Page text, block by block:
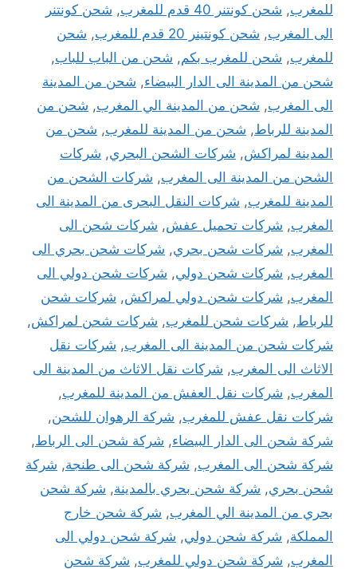
للمغرب, شحن كونتنر 40 قدم للمغرب , شحن كونتنر
الى المغرب, شحن كونتينر 20 قدم للمغرب , شحن
للمغرب, شحن للمغرب بكم, شحن من الباب للباب,
شحن من المدينة الى الدار البيضاء, شحن من المدينة
الى المغرب, شحن من المدينة الي المغرب, شحن من
المدينة للرباط, شحن من المدينة للمغرب, شحن من
المدينة لمراكش, شركات الشحن البحري, شركات
الشحن من المدينة الى المغرب, شركات الشحن من
المدينة للمغرب, شركات النقل البحرى من المدينة الى
المغرب, شركات تحميل عفش, شركات شحن الى
المغرب, شركات شحن بحري, شركات شحن بحري الى
المغرب, شركات شحن دولي, شركات شحن دولي الى
المغرب, شركات شحن دولي لمراكش, شركات شحن
للرباط, شركات شحن للمغرب, شركات شحن لمراكش,
شركات شحن من المدينة الى المغرب, شركات نقل
الاثاث الى المغرب, شركات نقل الاثاث من المدينة الى
المغرب, شركات نقل العفش من المدينة للمغرب,
شركات نقل عفش للمغرب, شركة الرهوان للشحن,
شركة شحن الى الدار البيضاء, شركة شحن الى الرباط,
شركة شحن الى المغرب, شركة شحن الى طنجة, شركة
شحن بحري, شركة شحن بحري بالمدينة, شركة شحن
بحري من المدينة الي المغرب, شركة شحن خارج
المملكة, شركة شحن دولي, شركة شحن دولي الى
المغرب, شركة شحن دولي للمغرب, شركة شحن